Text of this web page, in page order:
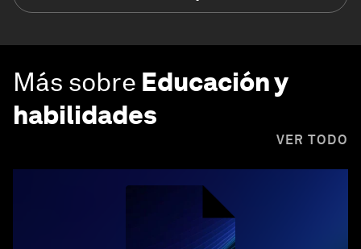
Más sobre Educación y
habilidades
VER TODO